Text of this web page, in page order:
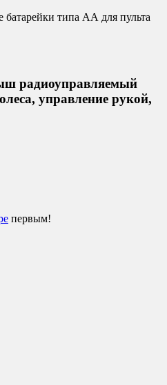
батарейки типа АА для пульта
радиоуправляемый
управление рукой,
первым!